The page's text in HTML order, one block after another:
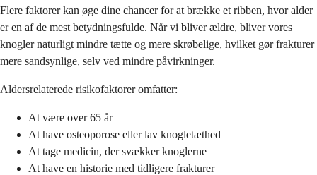
Flere faktorer kan øge dine chancer for at brække et ribben, hvor alder
er en af de mest betydningsfulde. Når vi bliver ældre, bliver vores
knogler naturligt mindre tætte og mere skrøbelige, hvilket gør frakturer
mere sandsynlige, selv ved mindre påvirkninger.
Aldersrelaterede risikofaktorer omfatter:
At være over 65 år
At have osteoporose eller lav knogletæthed
At tage medicin, der svækker knoglerne
At have en historie med tidligere frakturer